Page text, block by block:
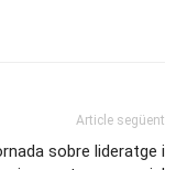
Article següent
sobre lideratge i